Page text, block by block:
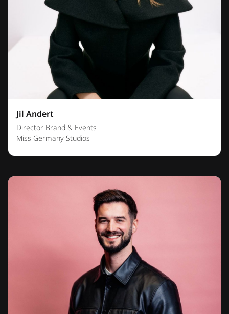
Jil Andert
Director Brand & Events
Miss Germany Studios